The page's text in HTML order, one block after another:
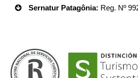
Sernatur Patagônia: Reg. Nº